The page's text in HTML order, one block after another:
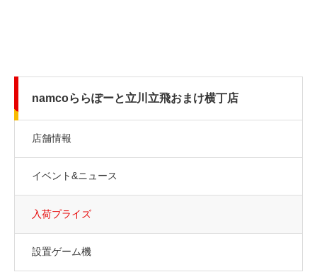
namcoららぽーと立川立飛おまけ横丁店
店舗情報
イベント&ニュース
入荷プライズ
設置ゲーム機